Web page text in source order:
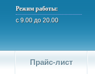
Режим работы:
с 9.00 до 20.00
Прайс-лист